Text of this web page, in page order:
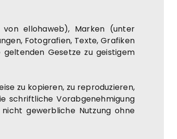
von ellohaweb), Marken (unter
Fotografien, Texte, Grafiken
Gesetze zu geistigem
zu kopieren, zu reproduzieren,
schriftliche Vorabgenehmigung
gewerbliche Nutzung ohne